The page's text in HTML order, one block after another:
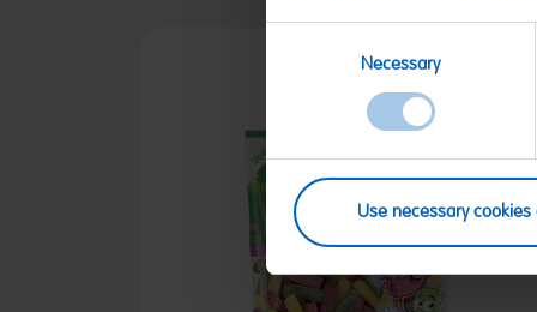
Necessary
Use necessary cookies